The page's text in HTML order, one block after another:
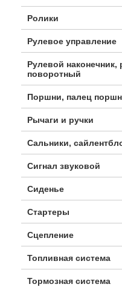
Ролики
Рулевое управление
Рулевой наконечник,
поворотный
Поршни, палец
Рычаги и ручки
Сальники,
Сигнал звуковой
Сиденье
Стартеры
Сцепление
Топливная система
Тормозная система